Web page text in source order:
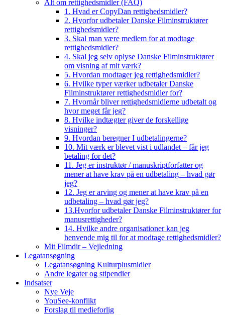
Alt om rettighedsmidler (FAQ)
1. Hvad er CopyDan rettighedsmidler?
2. Hvorfor udbetaler Danske Filminstruktører
rettighedsmidler?
3. Skal man være medlem for at modtage
rettighedsmidler?
4. Skal jeg selv oplyse Danske Filminstruktører
om visning af mit værk?
5. Hvordan modtager jeg rettighedsmidler?
6. Hvilke typer værker udbetaler Danske
Filminstruktører rettighedsmidler for?
7. Hvornår bliver rettighedsmidlerne udbetalt og
hvor meget får jeg?
8. Hvilke indtægter giver de forskellige
visninger?
9. Hvordan beregner I udbetalingerne?
10. Mit værk er blevet vist i udlandet – får jeg
betaling for det?
11. Jeg er instruktør / manuskriptforfatter og
mener at have krav på en udbetaling – hvad gør
jeg?
12. Jeg er arving og mener at have krav på en
udbetaling – hvad gør jeg?
13.Hvorfor udbetaler Danske Filminstruktører for
manusrettigheder?
14. Hvilke andre organisationer kan jeg
henvende mig til for at modtage rettighedsmidler?
Mit Filmdir – Vejledning
Legatansøgning
Legatansøgning Kulturplusmidler
Andre legater og stipendier
Indsatser
Nye Veje
YouSee-konflikt
Forslag til medieforlig